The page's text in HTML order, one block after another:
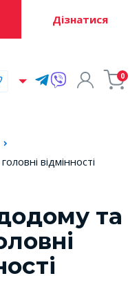
Дізнатися
0
відмінності
та